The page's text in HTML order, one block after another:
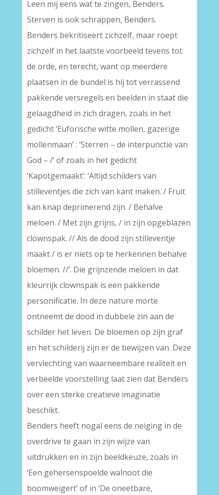
Leen mij eens wat te zingen, Benders.
Sterven is ook schrappen, Benders.
Benders bekritiseert zichzelf, maar roept
zichzelf in het laatste voorbeeld tevens tot
de orde, en terecht, want op meerdere
plaatsen in de bundel is hij tot verrassend
pakkende versregels en beelden in staat die
gelaagdheid in zich dragen, zoals in het
gedicht ‘Euforische witte mollen, gazerige
mollenmaan’ : ‘Sterren – de interpunctie van
God – /’ of zoals in het gedicht
‘Kapotgemaakt’: ‘Altijd schilders van
stilleventjes die zich van kant maken. / Fruit
kan knap deprimerend zijn. / Behalve
meloen. / Met zijn grijns, / in zijn opgeblazen
clownspak. // Als de dood zijn stilleventje
maakt / is er niets op te herkennen behalve
bloemen. //’. Die grijnzende meloen in dat
kleurrijk clownspak is een pakkende
personificatie. In deze nature morte
ontneemt de dood in dubbele zin aan de
schilder het leven. De bloemen op zijn graf
en het schilderij zijn er de bewijzen van. Deze
vervlechting van waarneembare realiteit en
verbeelde voorstelling laat zien dat Benders
over een sterke creatieve imaginatie
beschikt.
Benders heeft nogal eens de neiging in de
overdrive te gaan in zijn wijze van
uitdrukken en in zijn beeldkeuze, zoals in
‘Een gehersenspoelde walnoot die
boomweigert’ of in ‘De oneetbare,